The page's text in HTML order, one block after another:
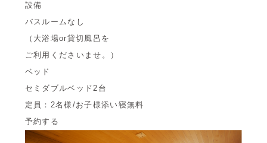
設備
バスルームなし
（大浴場or貸切風呂を
ご利用くださいませ。）
ベッド
セミダブルベッド2台
定員：2名様/お子様添い寝無料
予約する